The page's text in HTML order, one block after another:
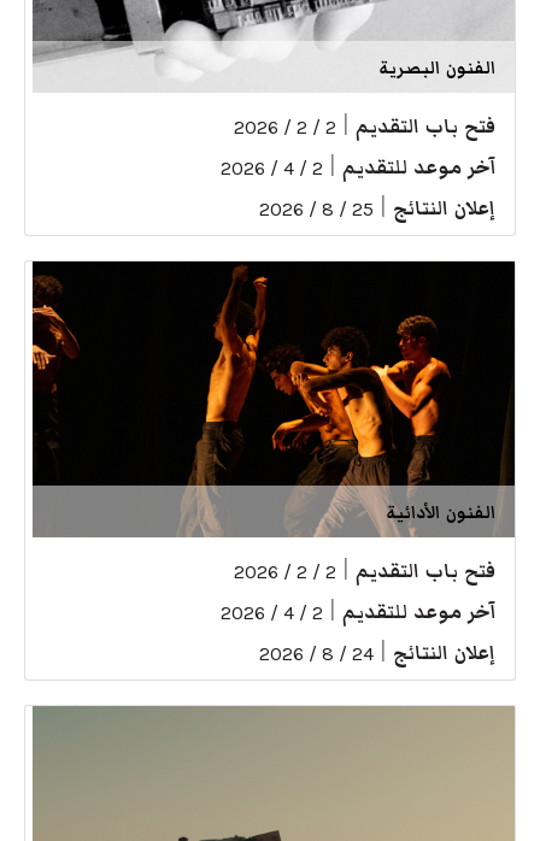
الفنون البصرية
فتح باب التقديم 2 / 2 / 2026
آخر موعد للتقديم 2 / 4 / 2026
إعلان النتائج 25 / 8 / 2026
الفنون الأدائية
فتح باب التقديم 2 / 2 / 2026
آخر موعد للتقديم 2 / 4 / 2026
إعلان النتائج 24 / 8 / 2026